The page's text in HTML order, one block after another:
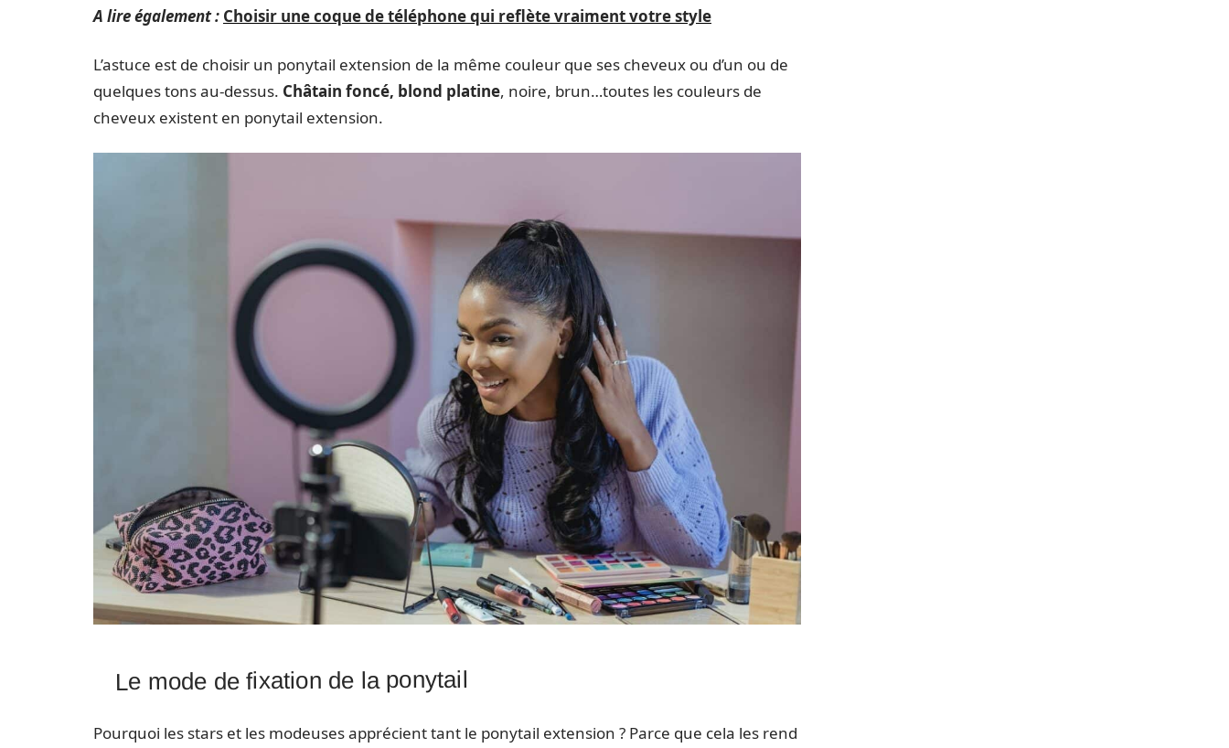
A lire également : Choisir une coque de téléphone qui reflète vraiment votre style
L’astuce est de choisir un ponytail extension de la même couleur que ses cheveux ou d’un ou de
quelques tons au-dessus. Châtain foncé, blond platine, noire, brun…toutes les couleurs de
cheveux existent en ponytail extension.
Le mode de fixation de la ponytail
Pourquoi les stars et les modeuses apprécient tant le ponytail extension ? Parce que cela les rend